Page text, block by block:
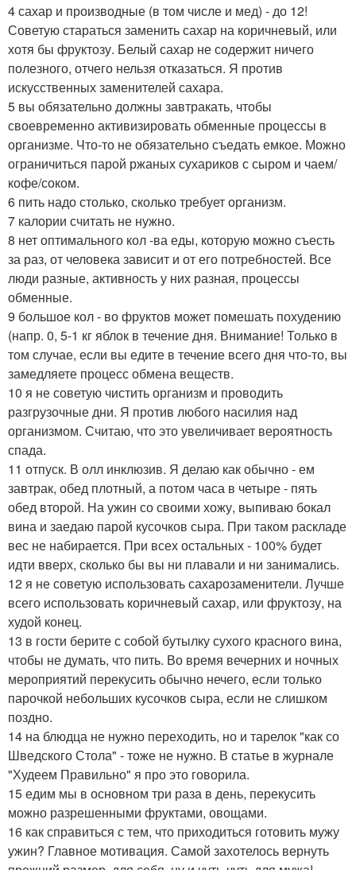
4 сахар и производные (в том числе и мед) - до 12!
Советую стараться заменить сахар на коричневый, или
хотя бы фруктозу. Белый сахар не содержит ничего
полезного, отчего нельзя отказаться. Я против
искусственных заменителей сахара.
5 вы обязательно должны завтракать, чтобы
своевременно активизировать обменные процессы в
организме. Что-то не обязательно съедать емкое. Можно
ограничиться парой ржаных сухариков с сыром и чаем/
кофе/соком.
6 пить надо столько, сколько требует организм.
7 калории считать не нужно.
8 нет оптимального кол -ва еды, которую можно съесть
за раз, от человека зависит и от его потребностей. Все
люди разные, активность у них разная, процессы
обменные.
9 большое кол - во фруктов может помешать похудению
(напр. 0, 5-1 кг яблок в течение дня. Внимание! Только в
том случае, если вы едите в течение всего дня что-то, вы
замедляете процесс обмена веществ.
10 я не советую чистить организм и проводить
разгрузочные дни. Я против любого насилия над
организмом. Считаю, что это увеличивает вероятность
спада.
11 отпуск. В олл инклюзив. Я делаю как обычно - ем
завтрак, обед плотный, а потом часа в четыре - пять
обед второй. На ужин со своими хожу, выпиваю бокал
вина и заедаю парой кусочков сыра. При таком раскладе
вес не набирается. При всех остальных - 100% будет
идти вверх, сколько бы вы ни плавали и ни занимались.
12 я не советую использовать сахарозаменители. Лучше
всего использовать коричневый сахар, или фруктозу, на
худой конец.
13 в гости берите с собой бутылку сухого красного вина,
чтобы не думать, что пить. Во время вечерних и ночных
мероприятий перекусить обычно нечего, если только
парочкой небольших кусочков сыра, если не слишком
поздно.
14 на блюдца не нужно переходить, но и тарелок "как со
Шведского Стола" - тоже не нужно. В статье в журнале
"Худеем Правильно" я про это говорила.
15 едим мы в основном три раза в день, перекусить
можно разрешенными фруктами, овощами.
16 как справиться с тем, что приходиться готовить мужу
ужин? Главное мотивация. Самой захотелось вернуть